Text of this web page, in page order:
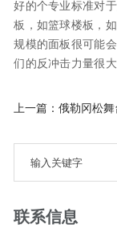
好的个专业标准对
板，如篮球楼板，
规模的面板很可能
们的反冲击力量很
上一篇：俄勒冈松
联系信息